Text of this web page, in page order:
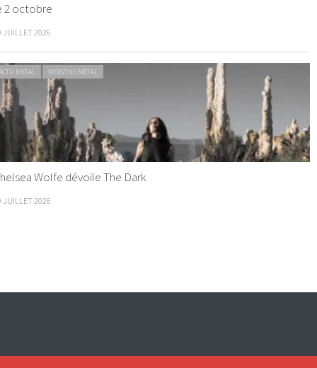
2 octobre
JUILLET 2026
METAL WEBZINE METAL
Wolfe dévoile The Dark
JUILLET 2026